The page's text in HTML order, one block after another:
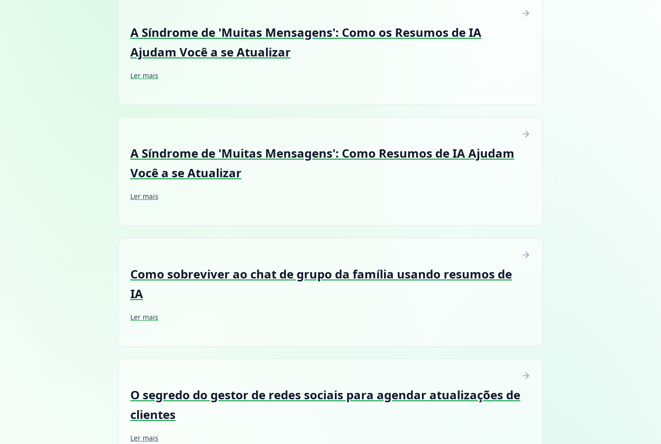
A Síndrome de 'Muitas Mensagens': Como os Resumos de IA
Ajudam Você a se Atualizar
Ler mais
A Síndrome de 'Muitas Mensagens': Como Resumos de IA Ajudam
Você a se Atualizar
Ler mais
Como sobreviver ao chat de grupo da família usando resumos de
IA
Ler mais
O segredo do gestor de redes sociais para agendar atualizações de
clientes
Ler mais